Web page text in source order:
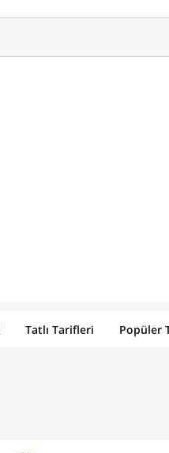
Tatlı Tarifleri Popüler